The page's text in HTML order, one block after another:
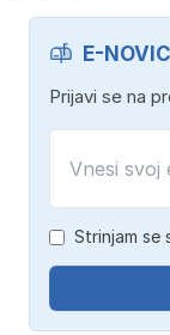
E-
Prijavi se na
Strinjam se